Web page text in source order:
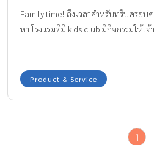
Family time! ถึงเวลาสำหรับทริปครอบ
หา โรงแรมที่มี kids club มีกิจกรรมให้เ
Product & Service
1